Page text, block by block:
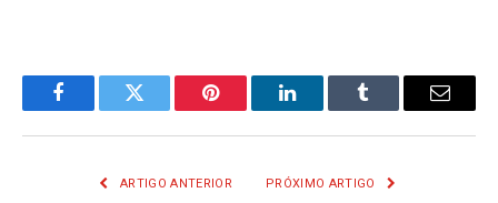
FacebookTwitter Pinterest LinkedInTumblr
E-
ARTIGO ANTERIOR PRÓXIMO ARTIGO